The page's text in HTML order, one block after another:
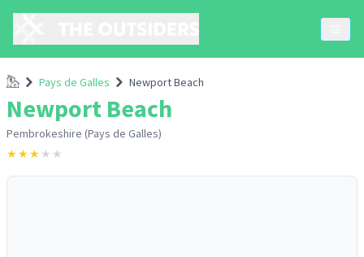
AccueilPays de Galles Newport Beach
Newport Beach
Pembrokeshire (Pays de Galles)
★★★ ★ ★